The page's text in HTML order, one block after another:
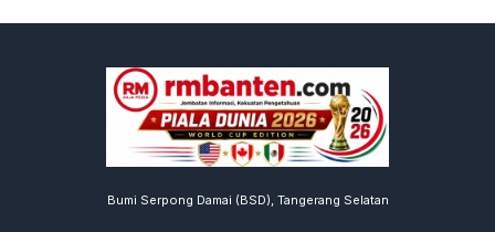
Bumi Serpong Damai (BSD), Tangerang Selatan